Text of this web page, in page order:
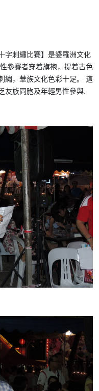
字刺繡比賽】是婆羅洲文化
參賽者穿着旗袍，提着古色
繡，華族文化色彩十足。 這
友族同胞及年輕男性參與.